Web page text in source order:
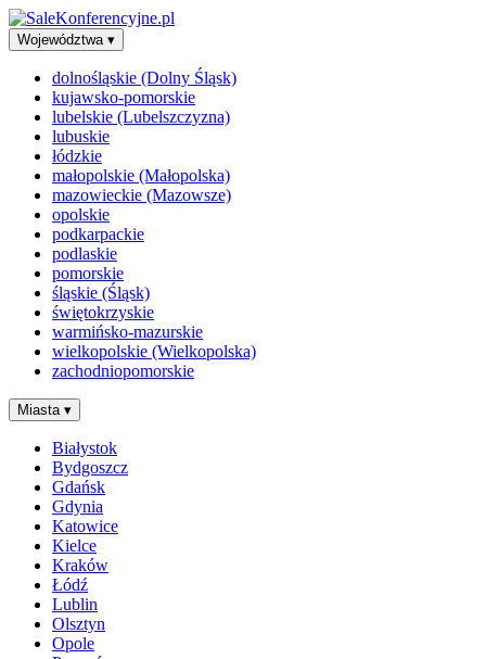
Województwa ▾
dolnośląskie (Dolny Śląsk)
kujawsko-pomorskie
lubelskie (Lubelszczyzna)
lubuskie
łódzkie
małopolskie (Małopolska)
mazowieckie (Mazowsze)
opolskie
podkarpackie
podlaskie
pomorskie
śląskie (Śląsk)
świętokrzyskie
warmińsko-mazurskie
wielkopolskie (Wielkopolska)
zachodniopomorskie
Miasta ▾
Białystok
Bydgoszcz
Gdańsk
Gdynia
Katowice
Kielce
Kraków
Łódź
Lublin
Olsztyn
Opole